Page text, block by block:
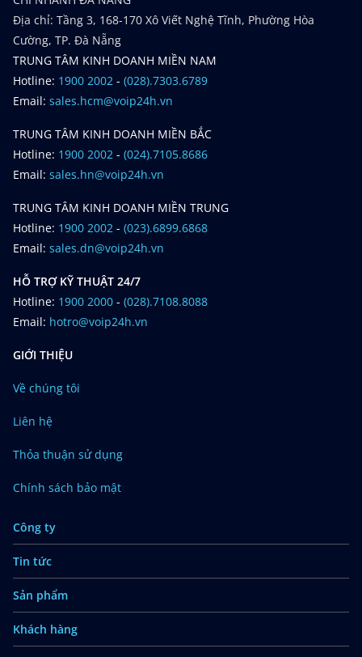
Địa chỉ: Tầng 3, 168-170 Xô Viết Nghệ Tĩnh, Phường Hòa
Cường, TP. Đà Nẵng
TRUNG TÂM KINH DOANH MIỀN NAM
Hotline: 1900 2002 - (028).7303.6789
Email: sales.hcm@voip24h.vn
TRUNG TÂM KINH DOANH MIỀN BẮC
Hotline: 1900 2002 - (024).7105.8686
Email: sales.hn@voip24h.vn
TRUNG TÂM KINH DOANH MIỀN TRUNG
Hotline: 1900 2002 - (023).6899.6868
Email: sales.dn@voip24h.vn
HỖ TRỢ KỸ THUẬT 24/7
Hotline: 1900 2000 - (028).7108.8088
Email: hotro@voip24h.vn
GIỚI THIỆU
Về chúng tôi
Liên hệ
Thỏa thuận sử dụng
Chính sách bảo mật
Công ty
Tin tức
Sản phẩm
Khách hàng